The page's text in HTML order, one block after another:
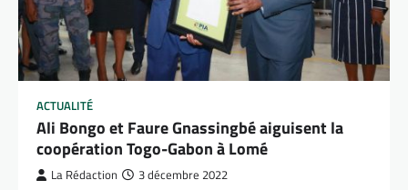
ACTUALITÉ
Ali Bongo et Faure Gnassingbé aiguisent la
coopération Togo-Gabon à Lomé
La Rédaction 3 décembre 2022